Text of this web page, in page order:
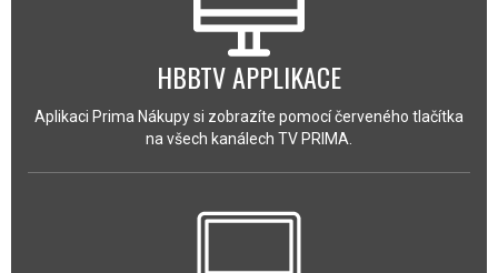
HBBTV APPLIKACE
Aplikaci Prima Nákupy si zobrazíte pomocí červeného tlačítka
na všech kanálech TV PRIMA.